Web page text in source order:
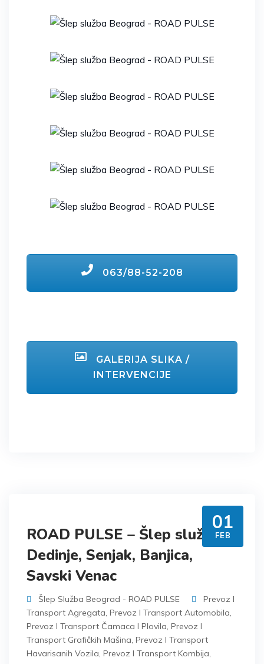
063/88-52-208
GALERIJA SLIKA /
INTERVENCIJE
01
FEB
ROAD PULSE – Šlep služba
Dedinje, Senjak, Banjica,
Savski Venac
Šlep Služba Beograd - ROAD PULSE
Prevoz I
Transport Agregata, Prevoz I Transport Automobila,
Prevoz I Transport Čamaca I Plovila, Prevoz I
Transport Grafičkih Mašina, Prevoz I Transport
Havarisanih Vozila, Prevoz I Transport Kombija,